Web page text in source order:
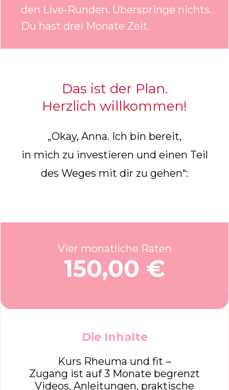
den Live-Runden. Überspringe nichts.
Du hast drei Monate Zeit.
Das ist der Plan.
Herzlich willkommen!
„Okay, Anna. Ich bin bereit,
in mich zu investieren und einen Teil
des Weges mit dir zu gehen“:
Vier monatliche Raten
150,00 €
Die Inhalte
Kurs Rheuma und fit –
Zugang ist auf 3 Monate begrenzt
Videos, Anleitungen, praktische